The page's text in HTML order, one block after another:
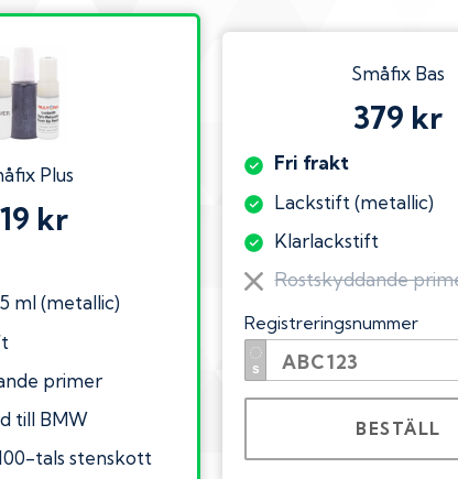
Plus
kr
ml (metallic)
primer
till BMW
tals stenskott
Småfix Bas
379 kr
Fri frakt
Lackstift (metallic)
Klarlackstift
Rostskyddande
Registreringsnummer
BESTÄLL